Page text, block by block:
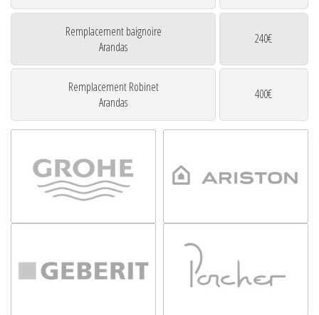
Remplacement baignoire
Arandas
240€
Remplacement Robinet
Arandas
400€